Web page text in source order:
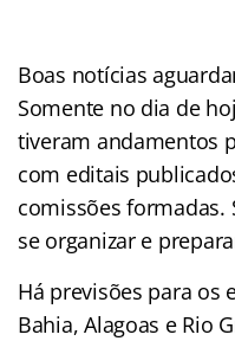
Boas notícias
Somente no dia de
tiveram andamentos
com editais
comissões formadas.
se organizar e
Há previsões para os
Bahia, Alagoas e Rio